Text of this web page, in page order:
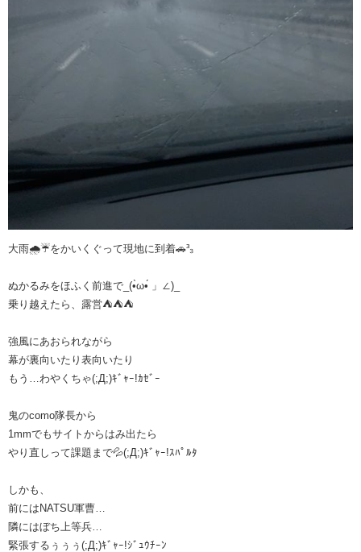
大雨🌧☔️をかいくぐって現地に到着🚗³₃
ぬかるみをほふく前進で_(•̀ω•́ 」∠)_
乗り越えたら、露営⛺️⛺️⛺️
強風にあおられながら
幕が裏向いたり表向いたり
もう…わやくちゃ(;Д;)ｷﾞｬｰ!ｶｾﾞｰ
鬼のcomo隊長から
1mmでもサイトからはみ出たら
やり直しって課題まで💦(;Д;)ｷﾞｬｰ!ｽﾊﾟﾙﾀ
しかも、
前にはNATSU軍曹…
隣にはぼち上等兵…
緊張するぅぅぅ(;Д;)ｷﾞｬｰ!ｼﾞｭｳﾁｰﾝ